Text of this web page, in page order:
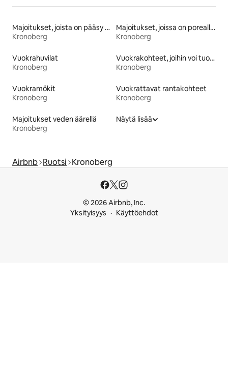
Majoitukset, joista on pääsy rannalle
Kronoberg
Majoitukset, joissa on poreallas
Kronoberg
Vuokrahuvilat
Kronoberg
Vuokrakohteet, joihin voi tuoda lemmikin
Kronoberg
Vuokramökit
Kronoberg
Vuokrattavat rantakohteet
Kronoberg
Majoitukset veden äärellä
Kronoberg
Näytä lisää
Airbnb Ruotsi Kronoberg
© 2026 Airbnb, Inc.
Yksityisyys
Käyttöehdot